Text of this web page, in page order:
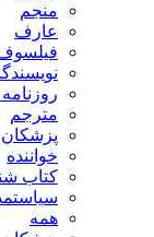
منجم
عارف
روزنامه
مترجم
پزشکان
خواننده
کتاب
همه